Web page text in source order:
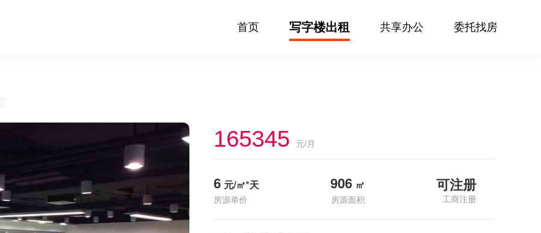
首页 写字楼出租 共享办公 委托找房
165345 元/月
6 元/㎡*天
房源单价
906 ㎡
房源面积
可注册
工商注册